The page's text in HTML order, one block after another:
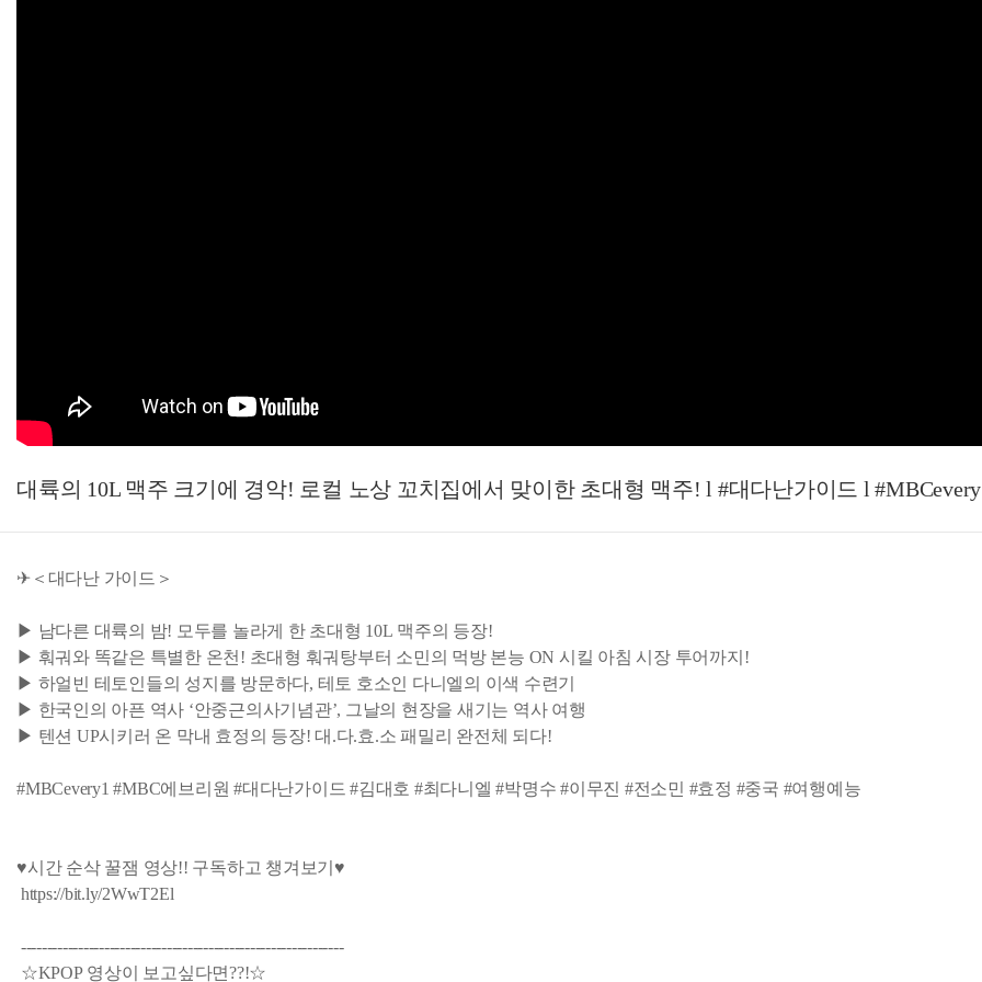
대륙의 10L 맥주 크기에 경악! 로컬 노상 꼬치집에서 맞이한 초대형 맥주! l #대다난가이드 l
✈＜대다난 가이드＞
▶ 남다른 대륙의 밤! 모두를 놀라게 한 초대형 10L 맥주의 등장!
▶ 훠궈와 똑같은 특별한 온천! 초대형 훠궈탕부터 소민의 먹방 본능 ON 시킬 아침 시장 투어까지!
▶ 하얼빈 테토인들의 성지를 방문하다, 테토 호소인 다니엘의 이색 수련기
▶ 한국인의 아픈 역사 ‘안중근의사기념관’, 그날의 현장을 새기는 역사 여행
▶ 텐션 UP시키러 온 막내 효정의 등장! 대.다.효.소 패밀리 완전체 되다!
#MBCevery1 #MBC에브리원 #대다난가이드 #김대호 #최다니엘 #박명수 #이무진 #전소민 #효정 #중국 #여행예능
♥시간 순삭 꿀잼 영상!! 구독하고 챙겨보기♥
https://bit.ly/2WwT2El
--------------------------------------------------------------
☆KPOP 영상이 보고싶다면??!☆